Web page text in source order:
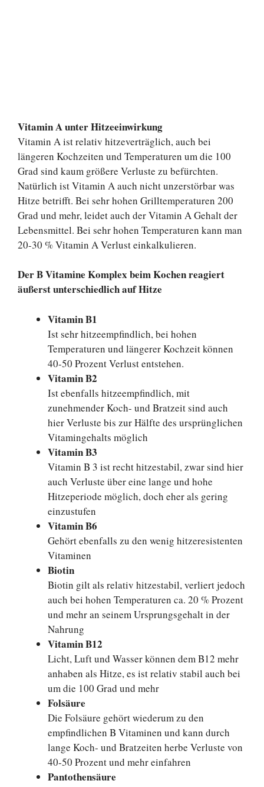
Vitamin A unter Hitzeeinwirkung
Vitamin A ist relativ hitzeverträglich, auch bei
längeren Kochzeiten und Temperaturen um die 100
Grad sind kaum größere Verluste zu befürchten.
Natürlich ist Vitamin A auch nicht unzerstörbar was
Hitze betrifft. Bei sehr hohen Grilltemperaturen 200
Grad und mehr, leidet auch der Vitamin A Gehalt der
Lebensmittel. Bei sehr hohen Temperaturen kann man
20-30 % Vitamin A Verlust einkalkulieren.
Der B Vitamine Komplex beim Kochen reagiert
äußerst unterschiedlich auf Hitze
Vitamin B1
Ist sehr hitzeempfindlich, bei hohen
Temperaturen und längerer Kochzeit können
40-50 Prozent Verlust entstehen.
Vitamin B2
Ist ebenfalls hitzeempfindlich, mit
zunehmender Koch- und Bratzeit sind auch
hier Verluste bis zur Hälfte des ursprünglichen
Vitamingehalts möglich
Vitamin B3
Vitamin B 3 ist recht hitzestabil, zwar sind hier
auch Verluste über eine lange und hohe
Hitzeperiode möglich, doch eher als gering
einzustufen
Vitamin B6
Gehört ebenfalls zu den wenig hitzeresistenten
Vitaminen
Biotin
Biotin gilt als relativ hitzestabil, verliert jedoch
auch bei hohen Temperaturen ca. 20 % Prozent
und mehr an seinem Ursprungsgehalt in der
Nahrung
Vitamin B12
Licht, Luft und Wasser können dem B12 mehr
anhaben als Hitze, es ist relativ stabil auch bei
um die 100 Grad und mehr
Folsäure
Die Folsäure gehört wiederum zu den
empfindlichen B Vitaminen und kann durch
lange Koch- und Bratzeiten herbe Verluste von
40-50 Prozent und mehr einfahren
Pantothensäure